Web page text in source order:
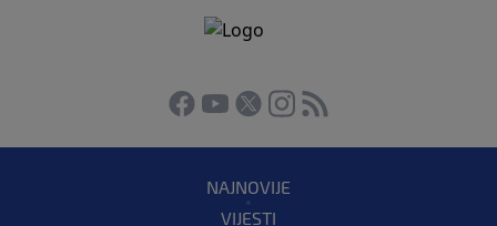
NAJNOVIJE
VIJESTI